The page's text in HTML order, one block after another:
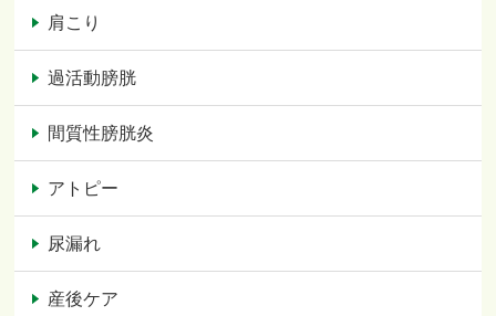
肩こり
過活動膀胱
間質性膀胱炎
アトピー
尿漏れ
産後ケア